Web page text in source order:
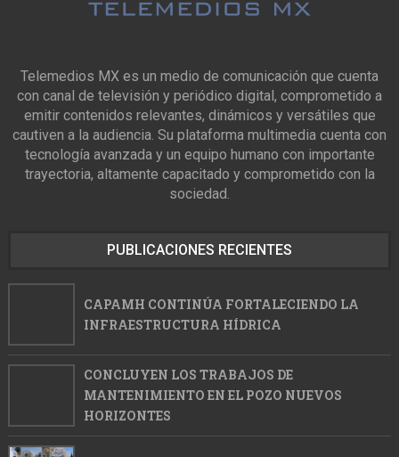
Telemedios MX es un medio de comunicación que cuenta
con canal de televisión y periódico digital, comprometido a
emitir contenidos relevantes, dinámicos y versátiles que
cautiven a la audiencia. Su plataforma multimedia cuenta con
tecnología avanzada y un equipo humano con importante
trayectoria, altamente capacitado y comprometido con la
sociedad.
PUBLICACIONES RECIENTES
CAPAMH CONTINÚA FORTALECIENDO LA
INFRAESTRUCTURA HÍDRICA
CONCLUYEN LOS TRABAJOS DE
MANTENIMIENTO EN EL POZO NUEVOS
HORIZONTES